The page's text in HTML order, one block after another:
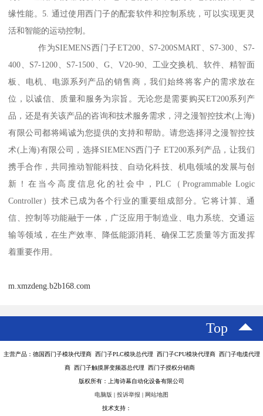
缘性能。5. 通过使用西门子的配套软件和控制系统，可以实现更灵
活和智能的运动控制。
作为SIEMENS西门子ET200、S7-200SMART、S7-300、S7-
400、S7-1200、S7-1500、G、V20-90、工业交换机、软件、精智面
板、电机、电源系列产品的销售商，我们始终将客户的需求放在
位，以诚信、质量和服务为宗旨。无论您是需要购买ET200系列产
品，还是有关该产品的咨询和技术服务需求，浔之漫智控技术(上海)
有限公司都将竭诚为您提供的支持和帮助。请您选择浔之漫智控技
术(上海)有限公司，选择SIEMENS西门子 ET200系列产品，让我们
携手合作，共同推动智能科技、自动化科技、机电领域的发展与创
新！在当今高度信息化的社会中，PLC（Programmable Logic
Controller）技术已成为各个行业的重要组成部分。它将计算、通
信、控制等功能融于一体，广泛应用于制造业、电力系统、交通运
输等领域，在生产效率、降低能源消耗、确保工艺质量等方面发挥
着重要作用。
m.xmzdeng.b2b168.com
Top
主营产品：德国西门子模块代理商 西门子PLC模块总代理 西门子CPU模块代理商 西门子电缆代理
商 西门子触摸屏变频器总代理 西门子授权分销商
版权所有：上海诗幕自动化设备有限公司
电脑版 | 投诉举报 | 网站地图
技术支持：